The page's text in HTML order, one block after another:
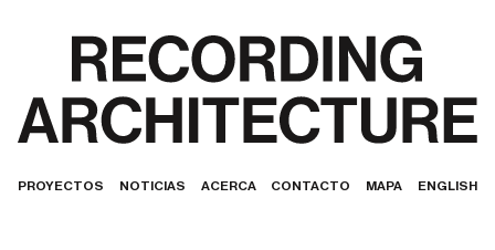
PROYECTOS NOTICIAS ACERCA CONTACTO MAPA ENGLISH